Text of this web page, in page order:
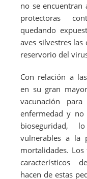
no se encuentran
protectoras
quedando
aves silvestres las
reservorio del
Con relación a
en su gran
vacunación
enfermedad y
bioseguridad,
vulnerables a la
mortalidades.
característicos
hacen de estas